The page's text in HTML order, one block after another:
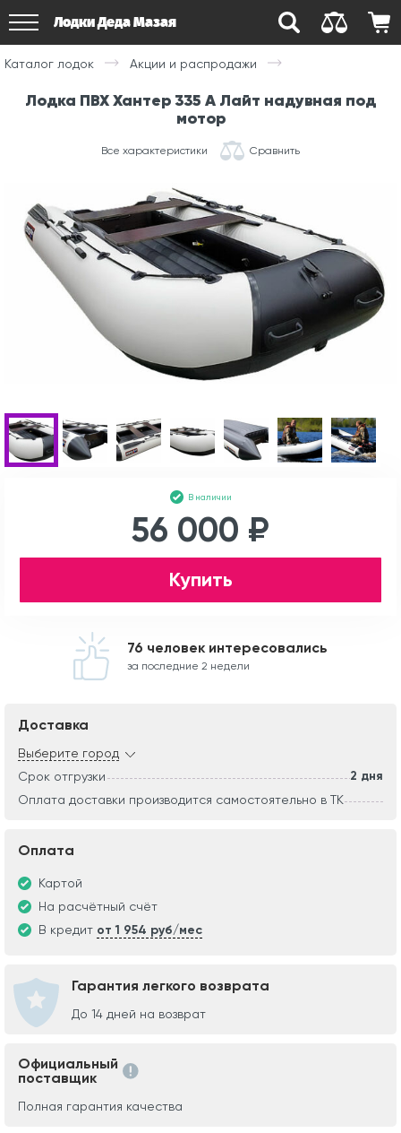
Лодки Деда Мазая
Каталог лодок Акции и распродажи
Лодка ПВХ Хантер 335 А Лайт надувная под
мотор
Все характеристики Сравнить
В наличии
56 000 ₽
Купить
76 человек интересовались
за последние 2 недели
Доставка
Выберите город
Срок отгрузки
2 дня
Оплата доставки производится самостоятельно в ТК
Оплата
Картой
На расчётный счёт
В кредит от 1 954 руб/мес
Гарантия легкого возврата
До 14 дней на возврат
Официальный
поставщик
Полная гарантия качества